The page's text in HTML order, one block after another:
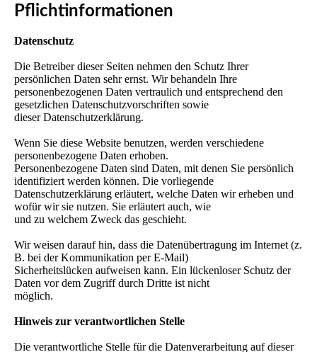
Pflichtinformationen
Datenschutz
Die Betreiber dieser Seiten nehmen den Schutz Ihrer
persönlichen Daten sehr ernst. Wir behandeln Ihre
personenbezogenen Daten vertraulich und entsprechend den
gesetzlichen Datenschutzvorschriften sowie
dieser Datenschutzerklärung.
Wenn Sie diese Website benutzen, werden verschiedene
personenbezogene Daten erhoben.
Personenbezogene Daten sind Daten, mit denen Sie persönlich
identifiziert werden können. Die vorliegende
Datenschutzerklärung erläutert, welche Daten wir erheben und
wofür wir sie nutzen. Sie erläutert auch, wie
und zu welchem Zweck das geschieht.
Wir weisen darauf hin, dass die Datenübertragung im Internet (z.
B. bei der Kommunikation per E-Mail)
Sicherheitslücken aufweisen kann. Ein lückenloser Schutz der
Daten vor dem Zugriff durch Dritte ist nicht
möglich.
Hinweis zur verantwortlichen Stelle
Die verantwortliche Stelle für die Datenverarbeitung auf dieser